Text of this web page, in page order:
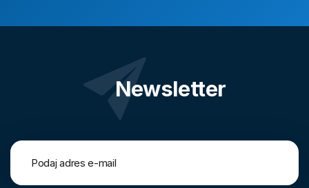
Newsletter